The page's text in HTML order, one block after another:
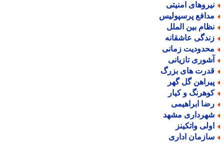
امنیتی
پرسپولیس
بین الملل
عاشقانه
زمانی
تازیانی
های بزرگ
گل گهر
و کیار
ابراهیمی
مشهد
واتکینز
اداری